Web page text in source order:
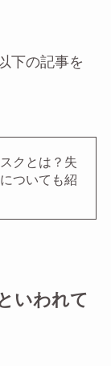
下の記事を
クとは？失
ついても紹
いわれて